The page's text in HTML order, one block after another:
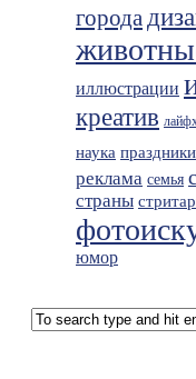
города
иллюстрации
креатив
наука праздники
реклама семья
страны
юмор